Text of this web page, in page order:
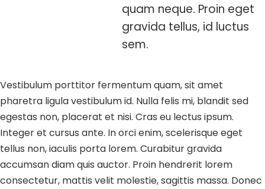
quam neque. Proin eget
gravida tellus, id luctus
sem.
Vestibulum porttitor fermentum quam, sit amet
pharetra ligula vestibulum id. Nulla felis mi, blandit sed
egestas non, placerat et nisi. Cras eu lectus ipsum.
Integer et cursus ante. In orci enim, scelerisque eget
tellus non, iaculis porta lorem. Curabitur gravida
accumsan diam quis auctor. Proin hendrerit lorem
consectetur, mattis velit molestie, sagittis massa. Donec